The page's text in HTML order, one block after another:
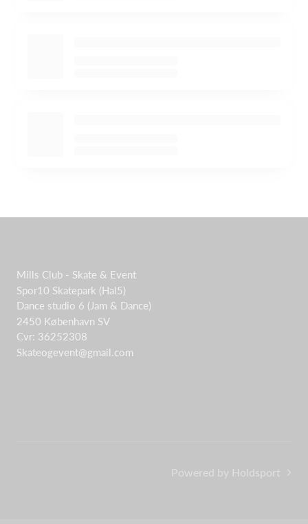
Mills Club - Skate & Event
Spor10 Skatepark (Hal5)
Dance studio 6 (Jam & Dance)
2450 København SV
Cvr: 36252308
Skateogevent@gmail.com
Powered by Holdsport